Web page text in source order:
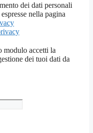
dei dati personali
nella pagina
modulo accetti la
dei tuoi dati da